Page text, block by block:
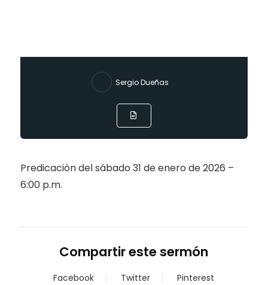
Sergio Dueñas
Predicación del sábado 31 de enero de 2026 –
6:00 p.m.
Compartir este sermón
Facebook Twitter Pinterest